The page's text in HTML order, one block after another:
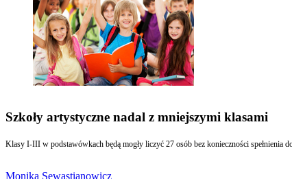
Szkoły artystyczne nadal z mniejszymi klasami
Klasy I-III w podstawówkach będą mogły liczyć 27 osób bez konieczności spełnienia
Monika Sewastianowicz